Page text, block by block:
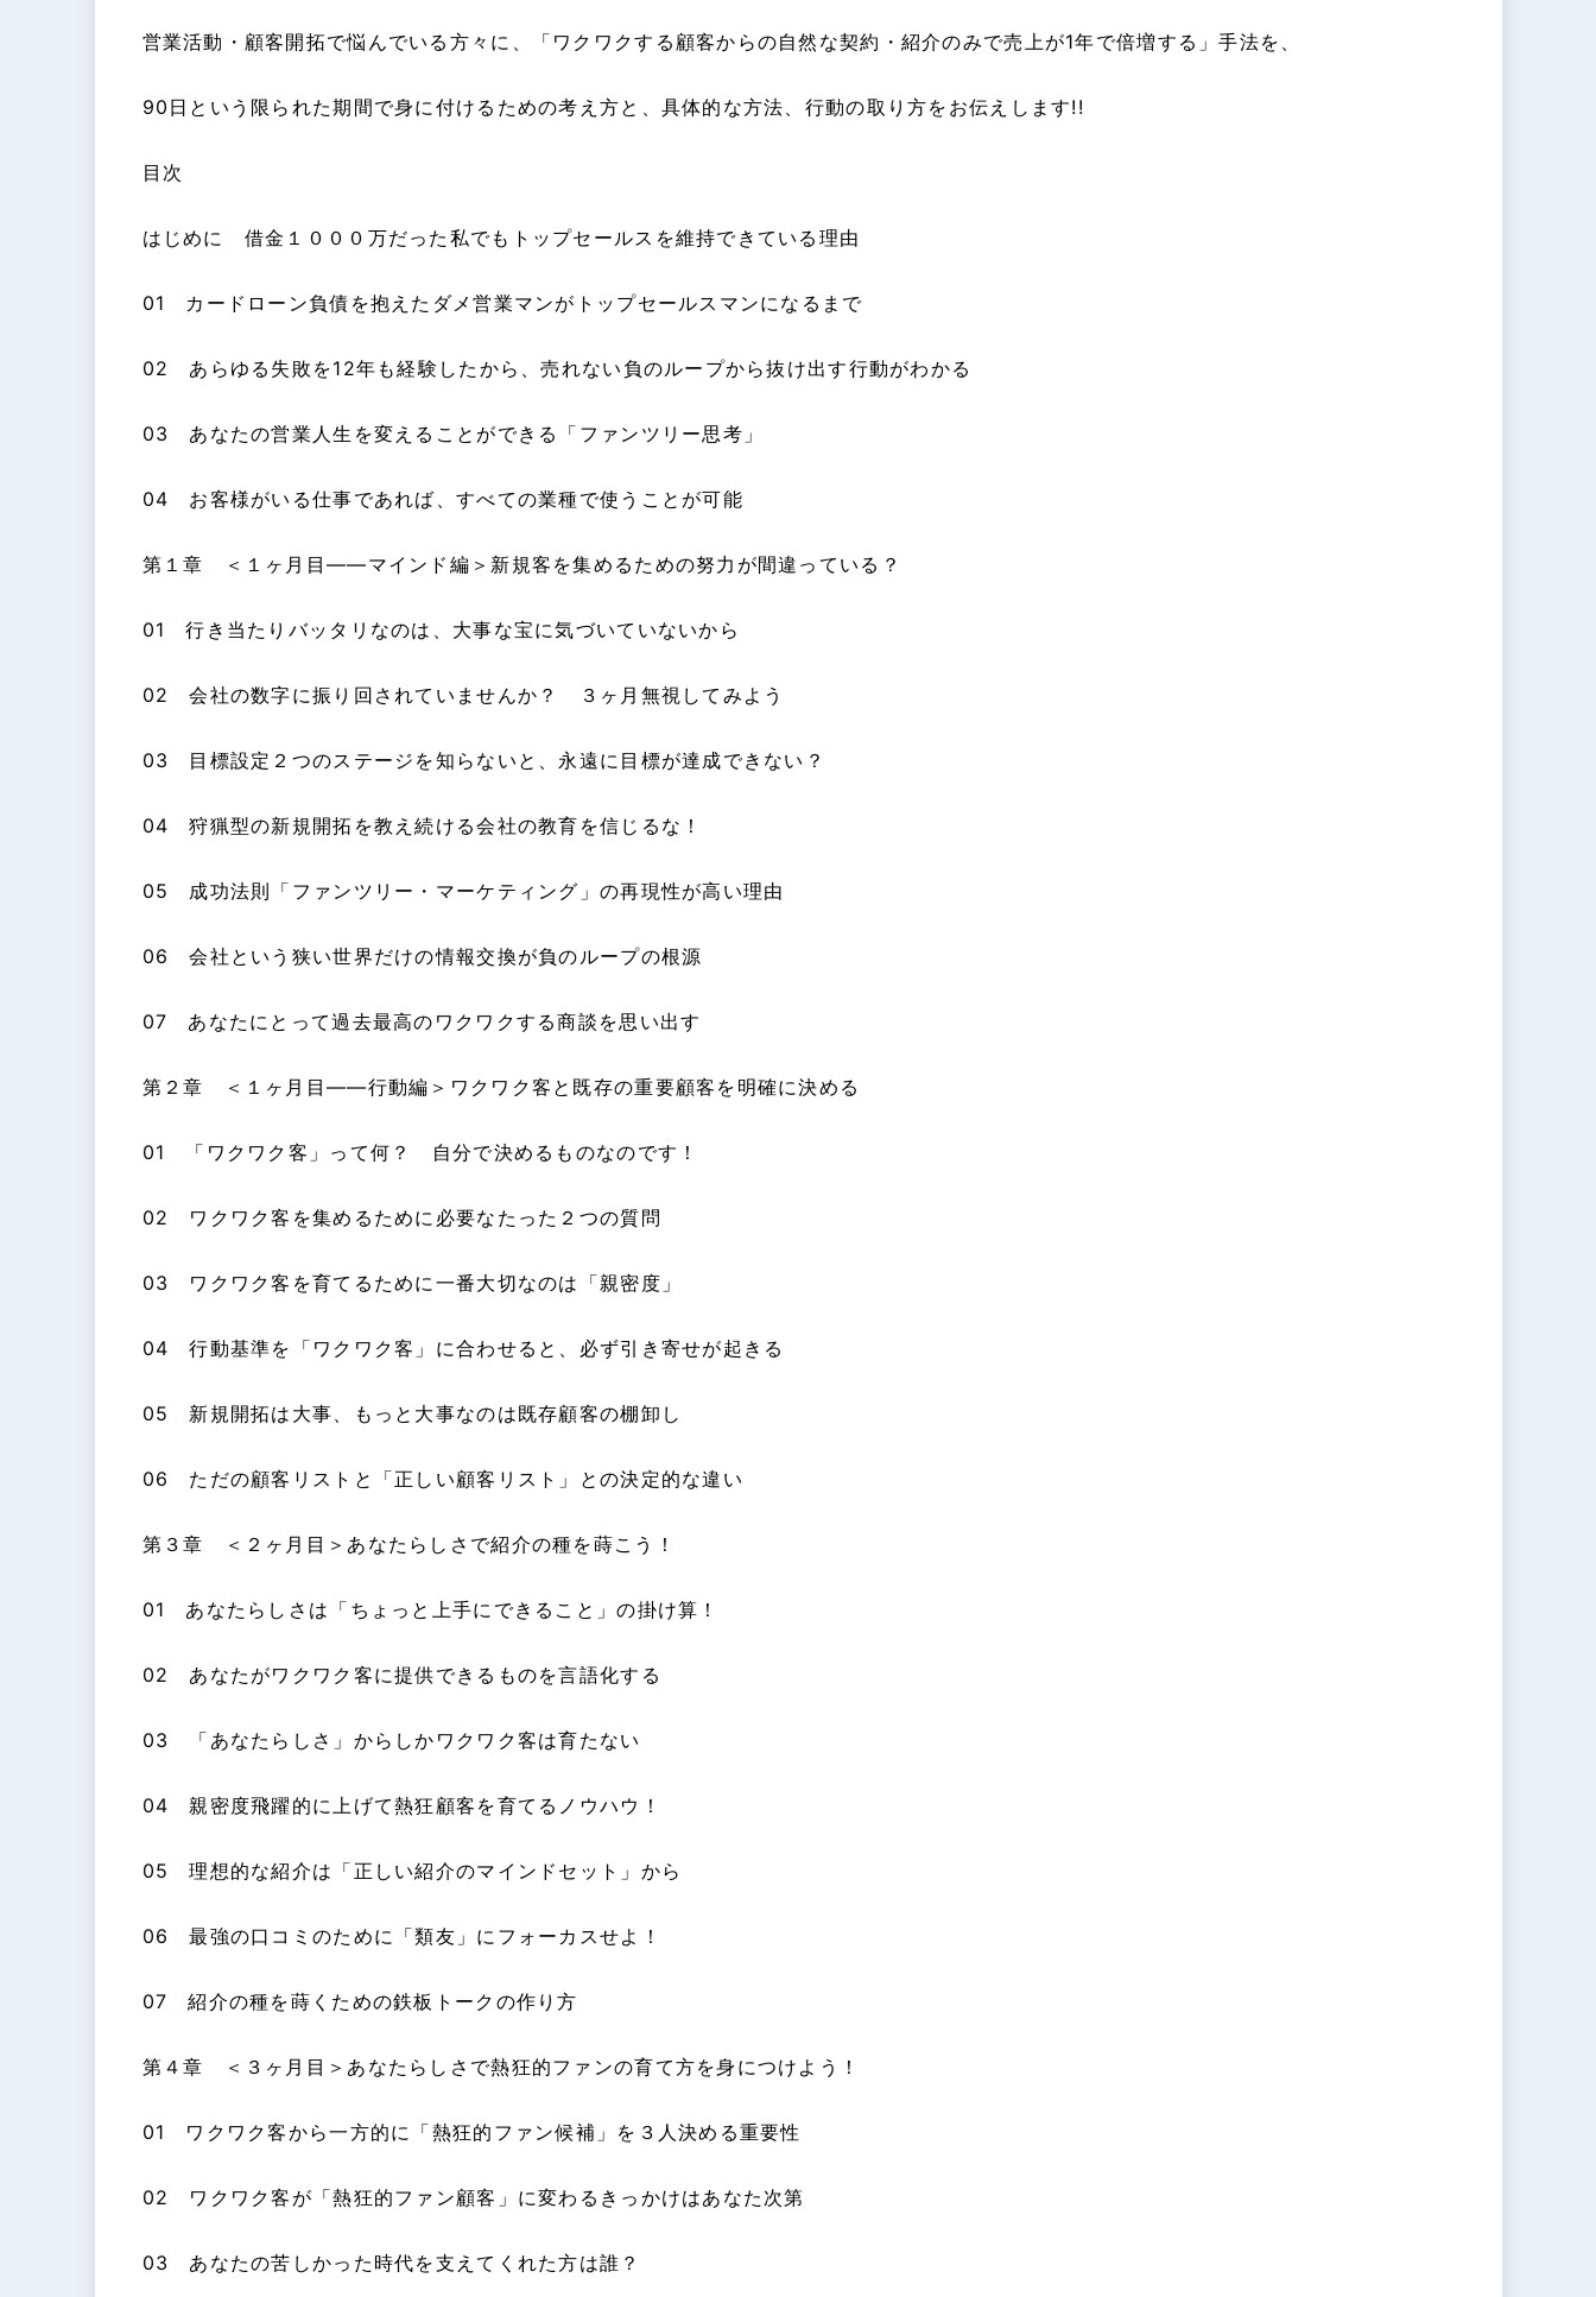
営業活動・顧客開拓で悩んでいる方々に、「ワクワクする顧客からの自然な契約・紹介のみで売上が1年で倍増する」手法を、
90日という限られた期間で身に付けるための考え方と、具体的な方法、行動の取り方をお伝えします!!
目次
はじめに 借金１０００万だった私でもトップセールスを維持できている理由
01 カードローン負債を抱えたダメ営業マンがトップセールスマンになるまで
02 あらゆる失敗を12年も経験したから、売れない負のループから抜け出す行動がわかる
03 あなたの営業人生を変えることができる「ファンツリー思考」
04 お客様がいる仕事であれば、すべての業種で使うことが可能
第１章 ＜１ヶ月目――マインド編＞新規客を集めるための努力が間違っている？
01 行き当たりバッタリなのは、大事な宝に気づいていないから
02 会社の数字に振り回されていませんか？ ３ヶ月無視してみよう
03 目標設定２つのステージを知らないと、永遠に目標が達成できない？
04 狩猟型の新規開拓を教え続ける会社の教育を信じるな！
05 成功法則「ファンツリー・マーケティング」の再現性が高い理由
06 会社という狭い世界だけの情報交換が負のループの根源
07 あなたにとって過去最高のワクワクする商談を思い出す
第２章 ＜１ヶ月目――行動編＞ワクワク客と既存の重要顧客を明確に決める
01 「ワクワク客」って何？ 自分で決めるものなのです！
02 ワクワク客を集めるために必要なたった２つの質問
03 ワクワク客を育てるために一番大切なのは「親密度」
04 行動基準を「ワクワク客」に合わせると、必ず引き寄せが起きる
05 新規開拓は大事、もっと大事なのは既存顧客の棚卸し
06 ただの顧客リストと「正しい顧客リスト」との決定的な違い
第３章 ＜２ヶ月目＞あなたらしさで紹介の種を蒔こう！
01 あなたらしさは「ちょっと上手にできること」の掛け算！
02 あなたがワクワク客に提供できるものを言語化する
03 「あなたらしさ」からしかワクワク客は育たない
04 親密度飛躍的に上げて熱狂顧客を育てるノウハウ！
05 理想的な紹介は「正しい紹介のマインドセット」から
06 最強の口コミのために「類友」にフォーカスせよ！
07 紹介の種を蒔くための鉄板トークの作り方
第４章 ＜３ヶ月目＞あなたらしさで熱狂的ファンの育て方を身につけよう！
01 ワクワク客から一方的に「熱狂的ファン候補」を３人決める重要性
02 ワクワク客が「熱狂的ファン顧客」に変わるきっかけはあなた次第
03 あなたの苦しかった時代を支えてくれた方は誰？